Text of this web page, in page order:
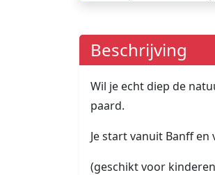
Beschrijving
Wil je echt diep de
paard.
Je start vanuit Banff
(geschikt voor